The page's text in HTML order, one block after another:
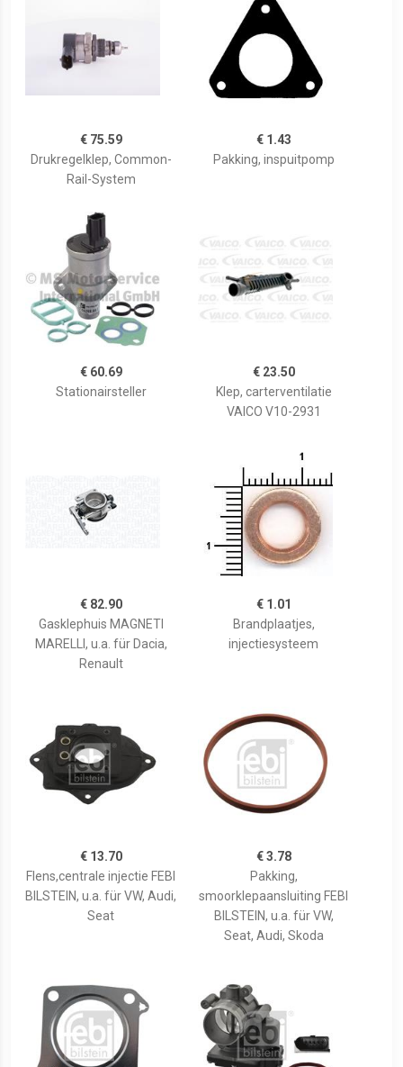
€ 75.59
Drukregelklep, Common-
Rail-System
€ 1.43
Pakking, inspuitpomp
€ 60.69
Stationairsteller
€ 23.50
Klep, carterventilatie
VAICO V10-2931
€ 82.90
Gasklephuis MAGNETI
MARELLI, u.a. für Dacia,
Renault
€ 1.01
Brandplaatjes,
injectiesysteem
€ 13.70
Flens,centrale injectie FEBI
BILSTEIN, u.a. für VW, Audi,
Seat
€ 3.78
Pakking,
smoorklepaansluiting FEBI
BILSTEIN, u.a. für VW,
Seat, Audi, Skoda